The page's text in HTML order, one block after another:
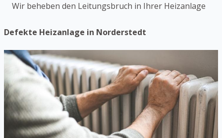
Wir beheben den Leitungsbruch in Ihrer Heizanlage
Defekte Heizanlage in Norderstedt